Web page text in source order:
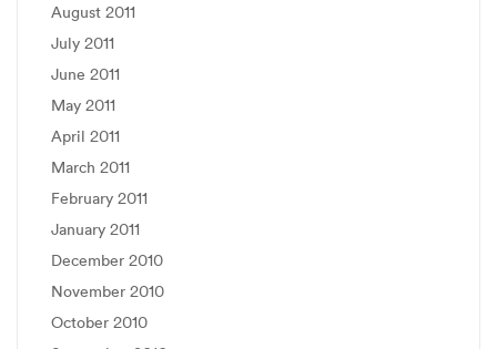
August 2011
July 2011
June 2011
May 2011
April 2011
March 2011
February 2011
January 2011
December 2010
November 2010
October 2010